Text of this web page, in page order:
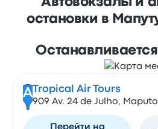
Автовокзалы и
остановки в
A Tropical Air Tours
909 Av. 24 de Julho,
Перейти на